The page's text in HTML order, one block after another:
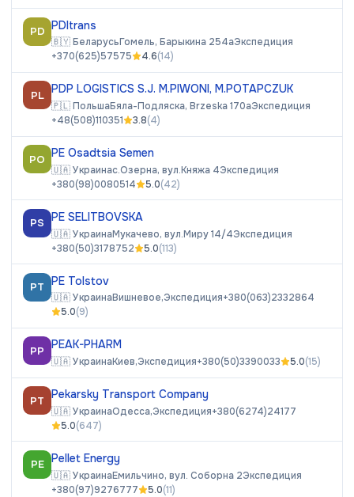
PD PDItrans
🇧🇾БеларусьГомель, Барыкина 254аЭкспедиция
+370(625)57575
4.6(14)
PL PDP LOGISTICS S.J. M.PIWONI, M.POTAPCZUK
🇵🇱ПольшаБяла-Подляска, Brzeska 170aЭкспедиция
+48(508)110351
3.8(4)
PO PE Osadtsia Semen
🇺🇦Украинас.Озерна, вул.Княжа 4Экспедиция
+380(98)0080514
5.0(42)
PS PE SELITBOVSKA
🇺🇦УкраинаМукачево, вул.Миру 14/4Экспедиция
+380(50)3178752
5.0(113)
PT PE Tolstov
🇺🇦УкраинаВишневое,Экспедиция+380(063)2332864
5.0(9)
PP PEAK-PHARM
🇺🇦УкраинаКиев,Экспедиция+380(50)3390033 5.0(15)
PT Pekarsky Transport Company
🇺🇦УкраинаОдесса,Экспедиция+380(6274)24177
5.0(647)
PE Pellet Energy
🇺🇦УкраинаЕмильчино, вул. Cоборна 2Экспедиция
+380(97)9276777
5.0(11)